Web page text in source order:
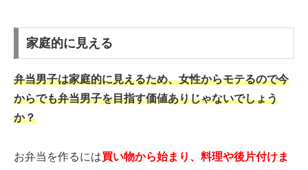
家庭的に見える
弁当男子は家庭的に見えるため、女性からモテるので今
からでも弁当男子を目指す価値ありじゃないでしょう
か？
お弁当を作るには買い物から始まり、料理や後片付けま